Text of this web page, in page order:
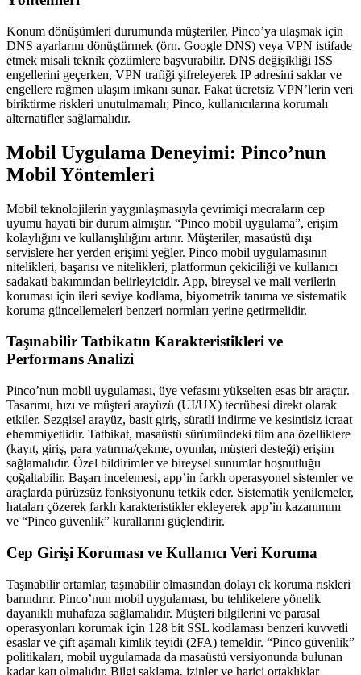
Konum dönüşümleri durumunda müşteriler, Pinco’ya ulaşmak için
DNS ayarlarını dönüştürmek (örn. Google DNS) veya VPN istifade
etmek misali teknik çözümlere başvurabilir. DNS değişikliği ISS
engellerini geçerken, VPN trafiği şifreleyerek IP adresini saklar ve
engellere rağmen ulaşım imkanı sunar. Fakat ücretsiz VPN’lerin veri
biriktirme riskleri unutulmamalı; Pinco, kullanıcılarına korumalı
alternatifler sağlamalıdır.
Mobil Uygulama Deneyimi: Pinco’nun
Mobil Yöntemleri
Mobil teknolojilerin yaygınlaşmasıyla çevrimiçi mecraların cep
uyumu hayati bir durum almıştır. “Pinco mobil uygulama”, erişim
kolaylığını ve kullanışlılığını artırır. Müşteriler, masaüstü dışı
servislere her yerden erişimi yeğler. Pinco mobil uygulamasının
nitelikleri, başarısı ve nitelikleri, platformun çekiciliği ve kullanıcı
sadakati bakımından belirleyicidir. App, bireysel ve mali verilerin
koruması için ileri seviye kodlama, biyometrik tanıma ve sistematik
koruma güncellemeleri benzeri normları yerine getirmelidir.
Taşınabilir Tatbikatın Karakteristikleri ve
Performans Analizi
Pinco’nun mobil uygulaması, üye vefasını yükselten esas bir araçtır.
Tasarımı, hızı ve müşteri arayüzü (UI/UX) tecrübesi direkt olarak
etkiler. Sezgisel arayüz, basit giriş, süratli indirme ve kesintisiz icraat
ehemmiyetlidir. Tatbikat, masaüstü sürümündeki tüm ana özelliklere
(kayıt, giriş, para yatırma/çekme, oyunlar, müşteri desteği) erişim
sağlamalıdır. Özel bildirimler ve bireysel sunumlar hoşnutluğu
çoğaltabilir. Başarı incelemesi, app’in farklı operasyonel sistemler ve
araçlarda pürüzsüz fonksiyonunu tetkik eder. Sistematik yenilemeler,
hataları çözerek farklı karakteristikler ekleyerek app’in kazanımını
ve “Pinco güvenlik” kurallarını güçlendirir.
Cep Girişi Koruması ve Kullanıcı Veri Koruma
Taşınabilir ortamlar, taşınabilir olmasından dolayı ek koruma riskleri
barındırır. Pinco’nun mobil uygulaması, bu tehlikelere yönelik
dayanıklı muhafaza sağlamalıdır. Müşteri bilgilerini ve parasal
operasyonları korumak için 128 bit SSL kodlaması benzeri kuvvetli
esaslar ve çift aşamalı kimlik teyidi (2FA) temeldir. “Pinco güvenlik”
politikaları, mobil uygulamada da masaüstü versiyonunda bulunan
kadar katı olmalıdır. Bilgi saklama, izinler ve harici ortaklıklar